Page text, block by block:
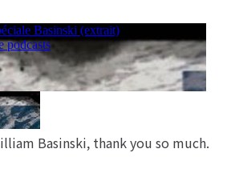
Basinski, thank you so much.